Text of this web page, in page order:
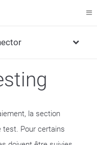
la section
test. Pour certains